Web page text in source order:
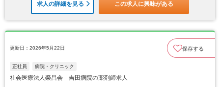
求人の詳細を見る この求人に興味がある
更新日：2026年5月22日 保存する
正社員 病院・クリニック
社会医療法人榮昌会 吉田病院の薬剤師求人